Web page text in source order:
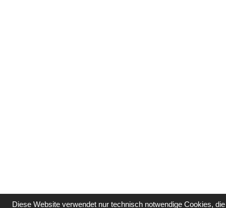
Diese Website verwendet nur technisch notwendige Cookies,